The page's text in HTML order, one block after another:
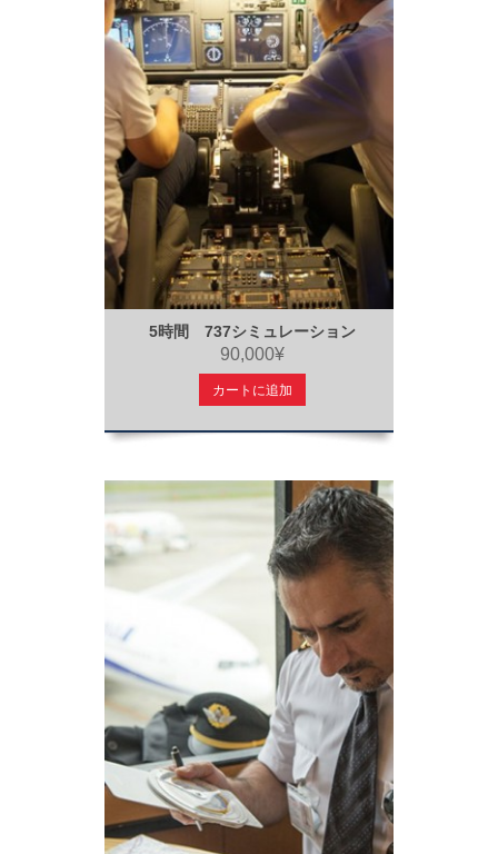
5時間 737シミュレーション
90,000¥
カートに追加